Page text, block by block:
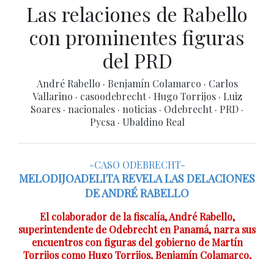
Las relaciones de Rabello
con prominentes figuras
del PRD
André Rabello · Benjamín Colamarco · Carlos
Vallarino · casoodebrecht · Hugo Torrijos · Luiz
Soares · nacionales · noticias · Odebrecht · PRD ·
Pycsa · Ubaldino Real
-CASO ODEBRECHT-
MELODIJOADELITA REVELA LAS DELACIONES
DE ANDRÉ RABELLO
El colaborador de la fiscalía, André Rabello,
superintendente de Odebrecht en Panamá, narra sus
encuentros con figuras del gobierno de Martín
Torrijos como Hugo Torrijos, Benjamín Colamarco,